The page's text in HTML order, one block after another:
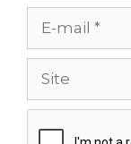
Site